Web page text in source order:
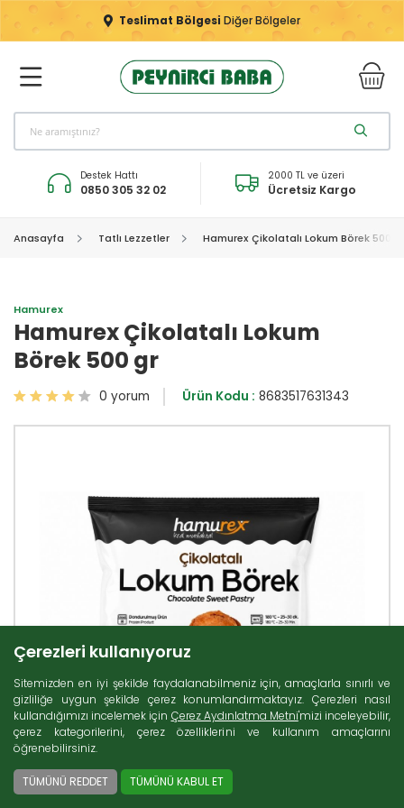
Teslimat Bölgesi Diğer Bölgeler
Destek Hattı
0850 305 32 02
2000 TL ve üzeri
Ücretsiz Kargo
Anasayfa Tatlı Lezzetler Hamurex Çikolatalı Lokum Börek 500
Hamurex
Hamurex Çikolatalı Lokum
Börek 500 gr
0 yorum Ürün Kodu : 8683517631343
Çerezleri kullanıyoruz
Sitemizden en iyi şekilde faydalanabilmeniz için, amaçlarla sınırlı ve
gizliliğe uygun şekilde çerez konumlandırmaktayız. Çerezleri nasıl
kullandığımızı incelemek için Çerez Aydınlatma Metni'mizi inceleyebilir,
çerez kategorilerini, çerez özelliklerini ve kullanım amaçlarını
öğrenebilirsiniz.
TÜMÜNÜ REDDET TÜMÜNÜ KABUL ET